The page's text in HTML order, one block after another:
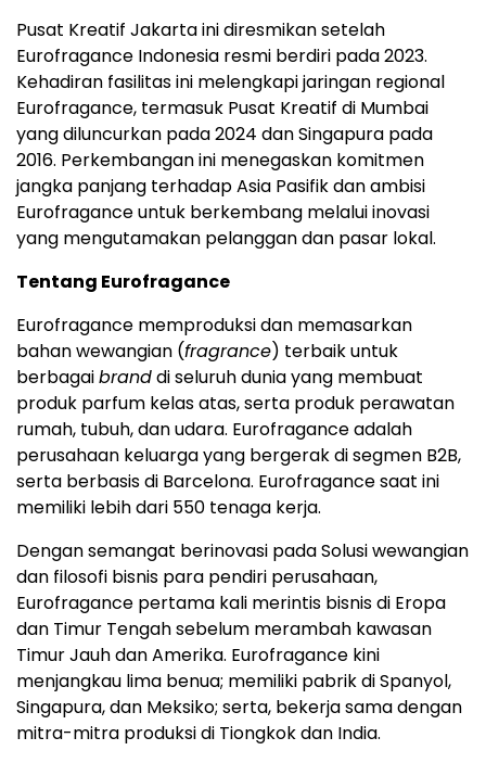
Pusat Kreatif Jakarta ini diresmikan setelah
Eurofragance Indonesia resmi berdiri pada 2023.
Kehadiran fasilitas ini melengkapi jaringan regional
Eurofragance, termasuk Pusat Kreatif di Mumbai
yang diluncurkan pada 2024 dan Singapura pada
2016. Perkembangan ini menegaskan komitmen
jangka panjang terhadap Asia Pasifik dan ambisi
Eurofragance untuk berkembang melalui inovasi
yang mengutamakan pelanggan dan pasar lokal.
Tentang Eurofragance
Eurofragance memproduksi dan memasarkan
bahan wewangian (fragrance) terbaik untuk
berbagaibranddi seluruh dunia yang membuat
produk parfum kelas atas, serta produk perawatan
rumah, tubuh, dan udara. Eurofragance adalah
perusahaan keluarga yang bergerak di segmen B2B,
serta berbasis di Barcelona. Eurofragance saat ini
memiliki lebih dari 550 tenaga kerja.
Dengan semangat berinovasi pada Solusi wewangian
dan filosofi bisnis para pendiri perusahaan,
Eurofragance pertama kali merintis bisnis di Eropa
dan Timur Tengah sebelum merambah kawasan
Timur Jauh dan Amerika. Eurofragance kini
menjangkau lima benua; memiliki pabrik di Spanyol,
Singapura, dan Meksiko; serta, bekerja sama dengan
mitra-mitra produksi di Tiongkok dan India.